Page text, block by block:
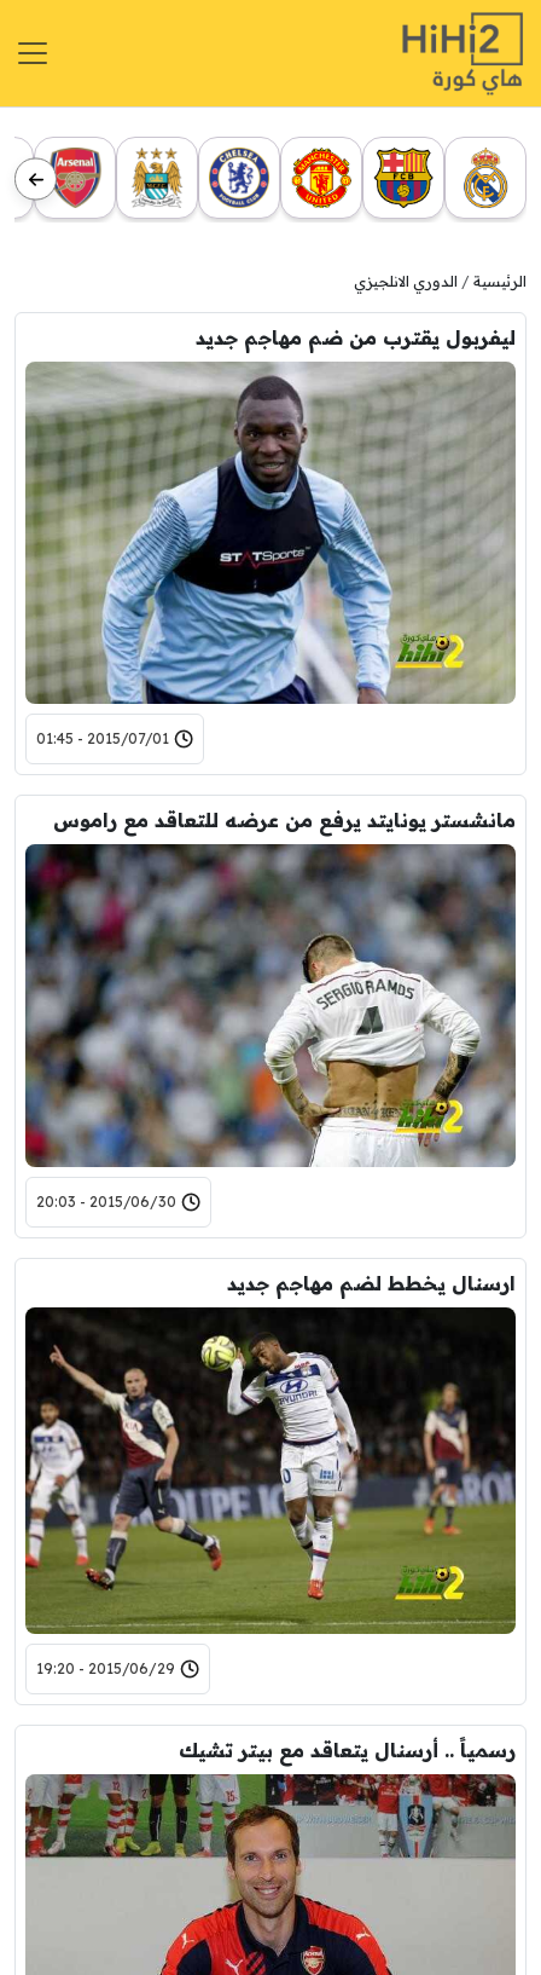
الرئيسية الدوري الانلجيزي
ليفربول يقترب من ضم مهاجم جديد
2015/07/01 - 01:45
مانشستر يونايتد يرفع من عرضه للتعاقد مع راموس
2015/06/30 - 20:03
ارسنال يخطط لضم مهاجم جديد
2015/06/29 - 19:20
رسمياً .. أرسنال يتعاقد مع بيتر تشيك